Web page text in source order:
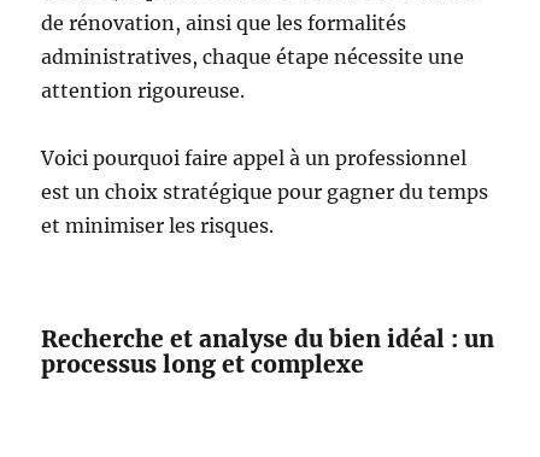
de rénovation, ainsi que les formalités
administratives, chaque étape nécessite une
attention rigoureuse.
Voici pourquoi faire appel à un professionnel
est un choix stratégique pour gagner du temps
et minimiser les risques.
Recherche et analyse du bien idéal : un
processus long et complexe